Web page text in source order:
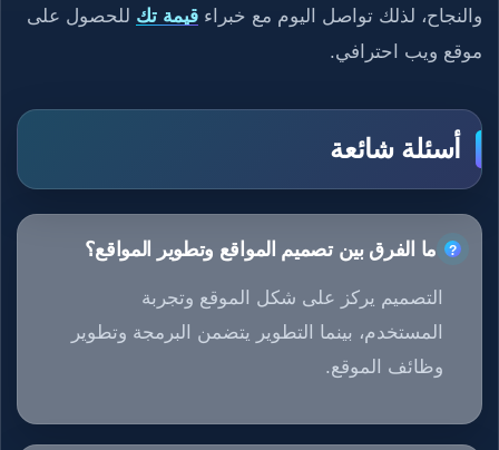
والنجاح، لذلك تواصل اليوم مع خبراء قيمة تك للحصول على
موقع ويب احترافي.
أسئلة شائعة
ما الفرق بين تصميم المواقع وتطوير المواقع؟
التصميم يركز على شكل الموقع وتجربة
المستخدم، بينما التطوير يتضمن البرمجة وتطوير
وظائف الموقع.